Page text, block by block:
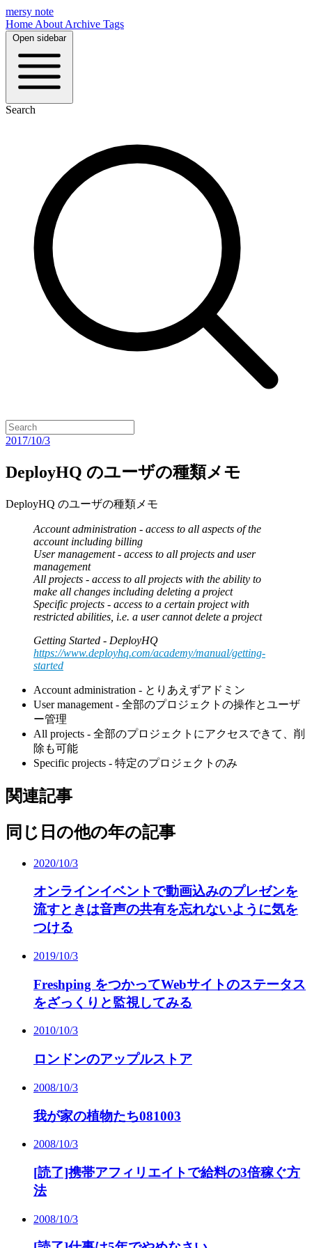
mersy note
Home About Archive Tags
Open sidebar
Search
2017/10/3
DeployHQ のユーザの種類メモ
DeployHQ のユーザの種類メモ
Account administration - access to all aspects of the
account including billing
User management - access to all projects and user
management
All projects - access to all projects with the ability to
make all changes including deleting a project
Specific projects - access to a certain project with
restricted abilities, i.e. a user cannot delete a project
Getting Started - DeployHQ
https://www.deployhq.com/academy/manual/getting-
started
Account administration - とりあえずアドミン
User management - 全部のプロジェクトの操作とユーザ
ー管理
All projects - 全部のプロジェクトにアクセスできて、削
除も可能
Specific projects - 特定のプロジェクトのみ
関連記事
同じ日の他の年の記事
2020/10/3
オンラインイベントで動画込みのプレゼンを
流すときは音声の共有を忘れないように気を
つける
2019/10/3
Freshping をつかってWebサイトのステータス
をざっくりと監視してみる
2010/10/3
ロンドンのアップルストア
2008/10/3
我が家の植物たち081003
2008/10/3
[読了]携帯アフィリエイトで給料の3倍稼ぐ方
法
2008/10/3